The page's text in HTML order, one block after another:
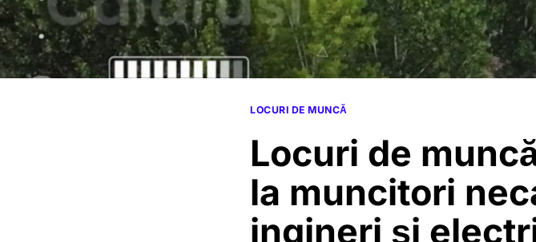
LOCURI DE MUNCĂ
Locuri de
la muncitori
ingineri și